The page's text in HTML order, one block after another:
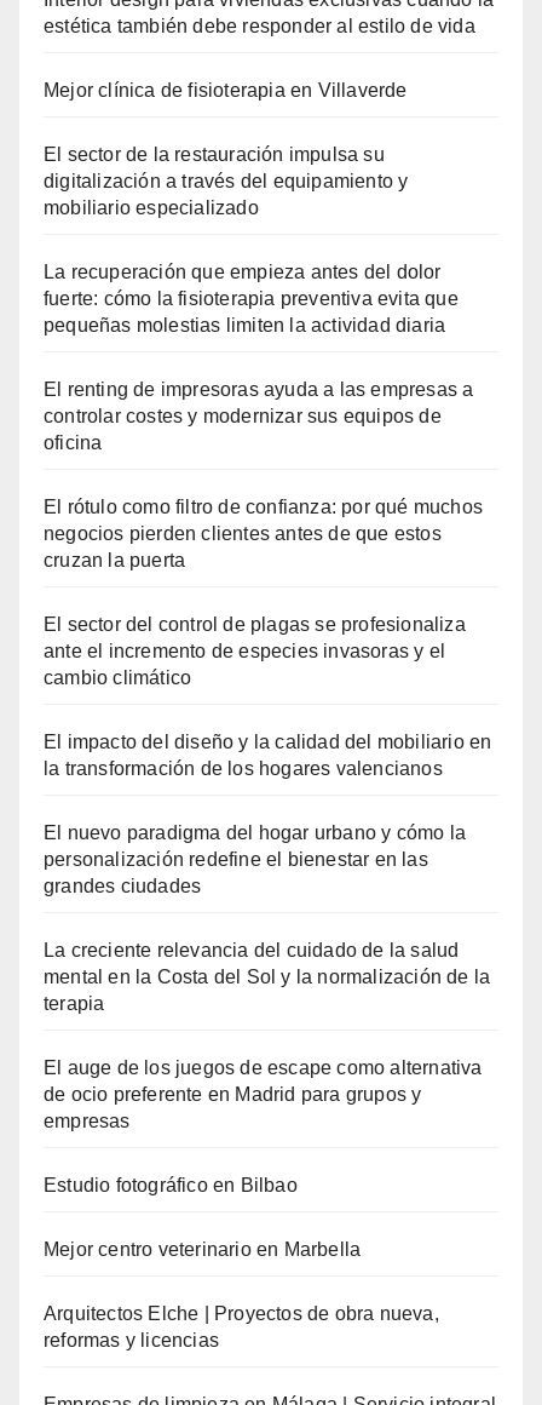
estética también debe responder al estilo de vida
Mejor clínica de fisioterapia en Villaverde
El sector de la restauración impulsa su
digitalización a través del equipamiento y
mobiliario especializado
La recuperación que empieza antes del dolor
fuerte: cómo la fisioterapia preventiva evita que
pequeñas molestias limiten la actividad diaria
El renting de impresoras ayuda a las empresas a
controlar costes y modernizar sus equipos de
oficina
El rótulo como filtro de confianza: por qué muchos
negocios pierden clientes antes de que estos
cruzan la puerta
El sector del control de plagas se profesionaliza
ante el incremento de especies invasoras y el
cambio climático
El impacto del diseño y la calidad del mobiliario en
la transformación de los hogares valencianos
El nuevo paradigma del hogar urbano y cómo la
personalización redefine el bienestar en las
grandes ciudades
La creciente relevancia del cuidado de la salud
mental en la Costa del Sol y la normalización de la
terapia
El auge de los juegos de escape como alternativa
de ocio preferente en Madrid para grupos y
empresas
Estudio fotográfico en Bilbao
Mejor centro veterinario en Marbella
Arquitectos Elche | Proyectos de obra nueva,
reformas y licencias